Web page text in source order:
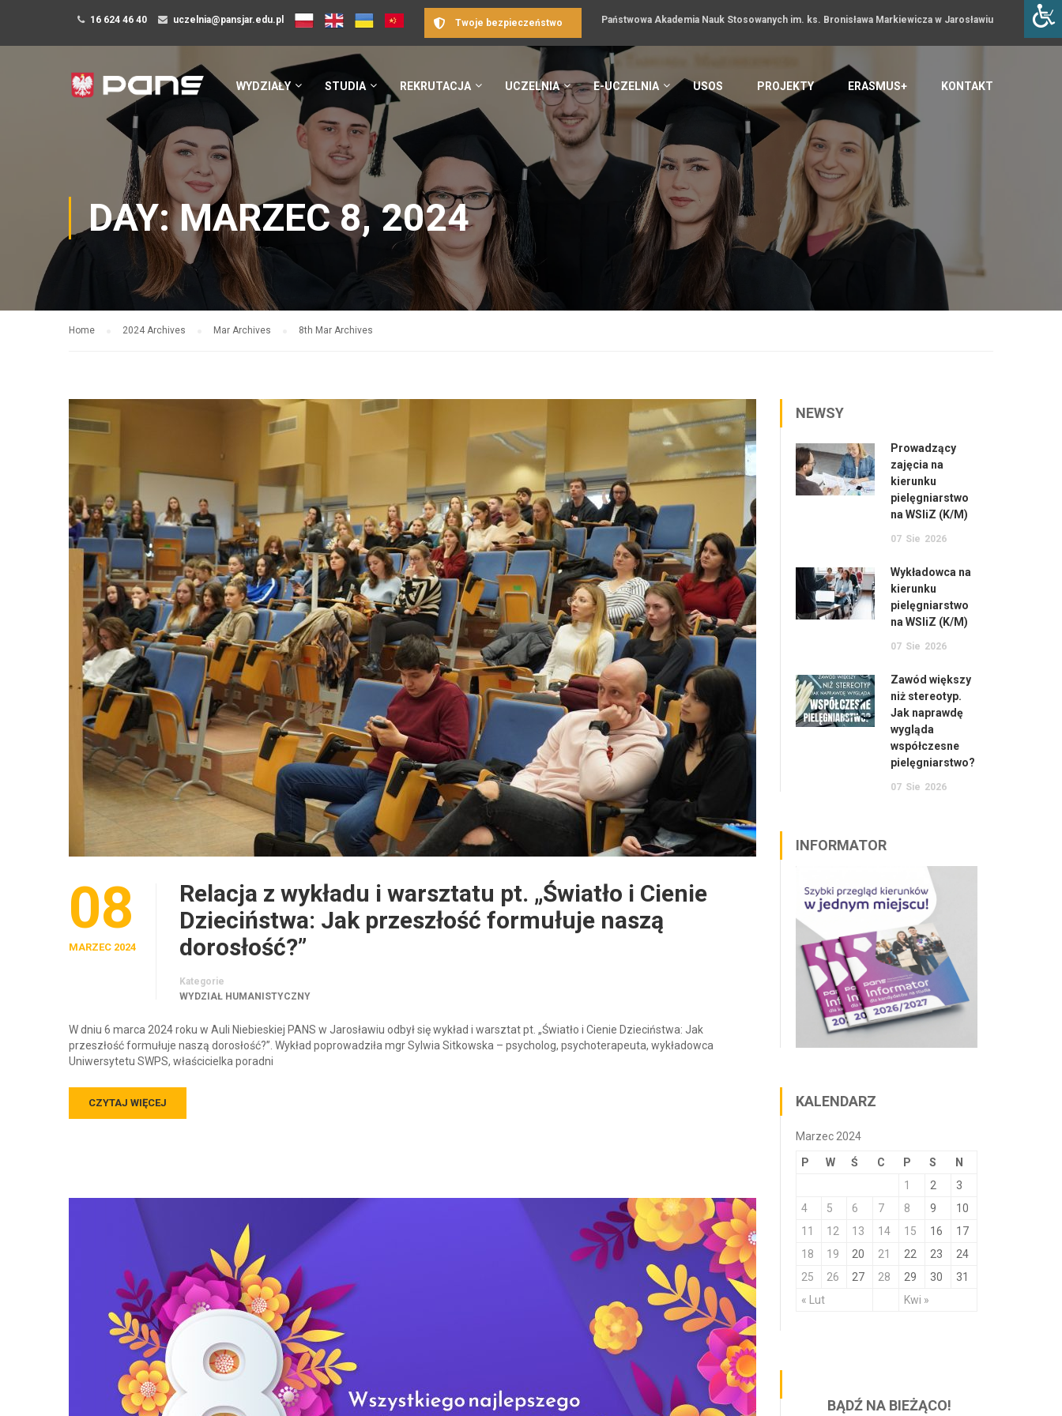
16 624 46 40 uczelnia@pansjar.edu.pl Państwowa Akademia Nauk Stosowanych im. ks. Bronisława Markiewicza w Jarosławiu
Twoje bezpieczeństwo
WYDZIAŁY STUDIA REKRUTACJA UCZELNIA E-UCZELNIA USOS PROJEKTY ERASMUS+ KONTAKT
DAY: MARZEC 8, 2024
Home 2024 Archives Mar Archives 8th Mar Archives
08
MARZEC 2024
Relacja z wykładu i warsztatu pt. „Światło i Cienie
Dzieciństwa: Jak przeszłość formułuje naszą
dorosłość?”
Kategorie
WYDZIAŁ HUMANISTYCZNY
W dniu 6 marca 2024 roku w Auli Niebieskiej PANS w Jarosławiu odbył się wykład i warsztat pt. „Światło i Cienie Dzieciństwa: Jak
przeszłość formułuje naszą dorosłość?”. Wykład poprowadziła mgr Sylwia Sitkowska – psycholog, psychoterapeuta, wykładowca
Uniwersytetu SWPS, właścicielka poradni
CZYTAJ WIĘCEJ
NEWSY
Prowadzący
zajęcia na
kierunku
pielęgniarstwo
na WSIiZ (K/M)
07 Sie 2026
Wykładowca na
kierunku
pielęgniarstwo
na WSIiZ (K/M)
07 Sie 2026
Zawód większy
niż stereotyp.
Jak naprawdę
wygląda
współczesne
pielęgniarstwo?
07 Sie 2026
INFORMATOR
KALENDARZ
Marzec 2024
P W Ś C P S N
« Lut Kwi »
1 2
3
4
5 6 7 8 9
10
11
12 13 14 15 16
17
18
19 20 21 22 23
24
25
26 27 28 29 30 31
BĄDŹ NA BIEŻĄCO!